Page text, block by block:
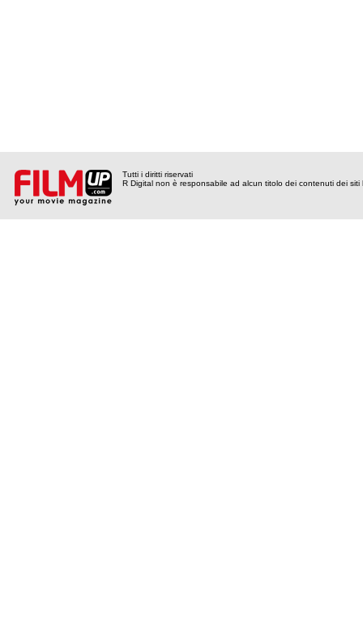
Tutti i diritti riservati
R Digital non è responsabile ad alcun titolo dei contenuti dei siti